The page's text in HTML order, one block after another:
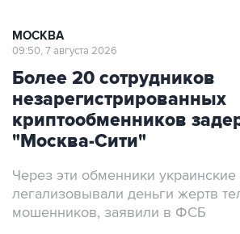
МОСКВА
09:50, 7 августа 2026
Более 20 сотрудников
незарегистрированных
криптообменников
"Москва-Сити"
Через эти обменники
легализовывали деньги жертв
мошенников, заявили в ФСБ